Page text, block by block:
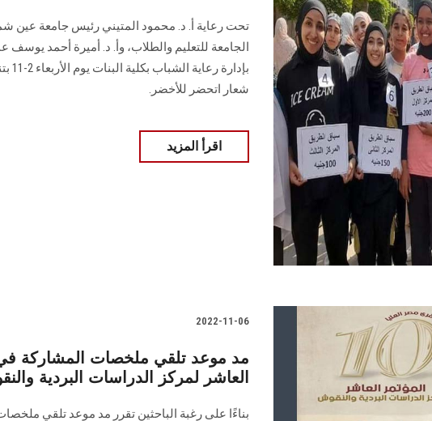
تحت رعاية أ. د. محمود المتيني رئيس جامعة عين
الجامعة للتعليم والطلاب، وأ. د. أميرة أحمد يوسف
شعار اتحضر للأخضر.
اقرأ المزيد
2022-11-06
مد موعد تلقي ملخصات المشاركة في
العاشر لمركز الدراسات البردية
بناءًا على رغبة الباحثين تقرر مد موعد تلقي